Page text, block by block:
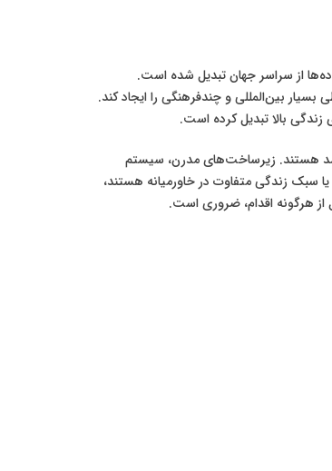
از سراسر جهان تبدیل شده است.
بین‌المللی و چندفرهنگی را ایجاد کند.
هستند. زیرساخت‌های مدرن، سیستم
سبک زندگی متفاوت در خاورمیانه هستند،
از هرگونه اقدام، ضروری است.